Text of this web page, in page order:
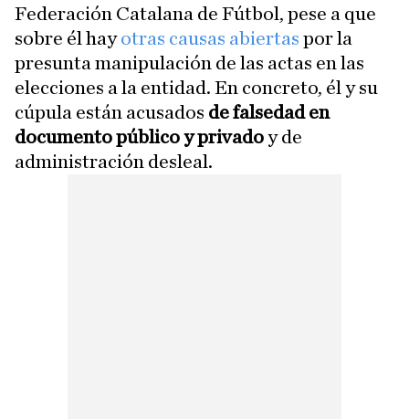
Federación Catalana de Fútbol, pese a que
sobre él hayotras causas abiertas por la
presunta manipulación de las actas en las
elecciones a la entidad. En concreto, él y su
cúpula están acusados de falsedad en
documento público y privadoy de
administración desleal.